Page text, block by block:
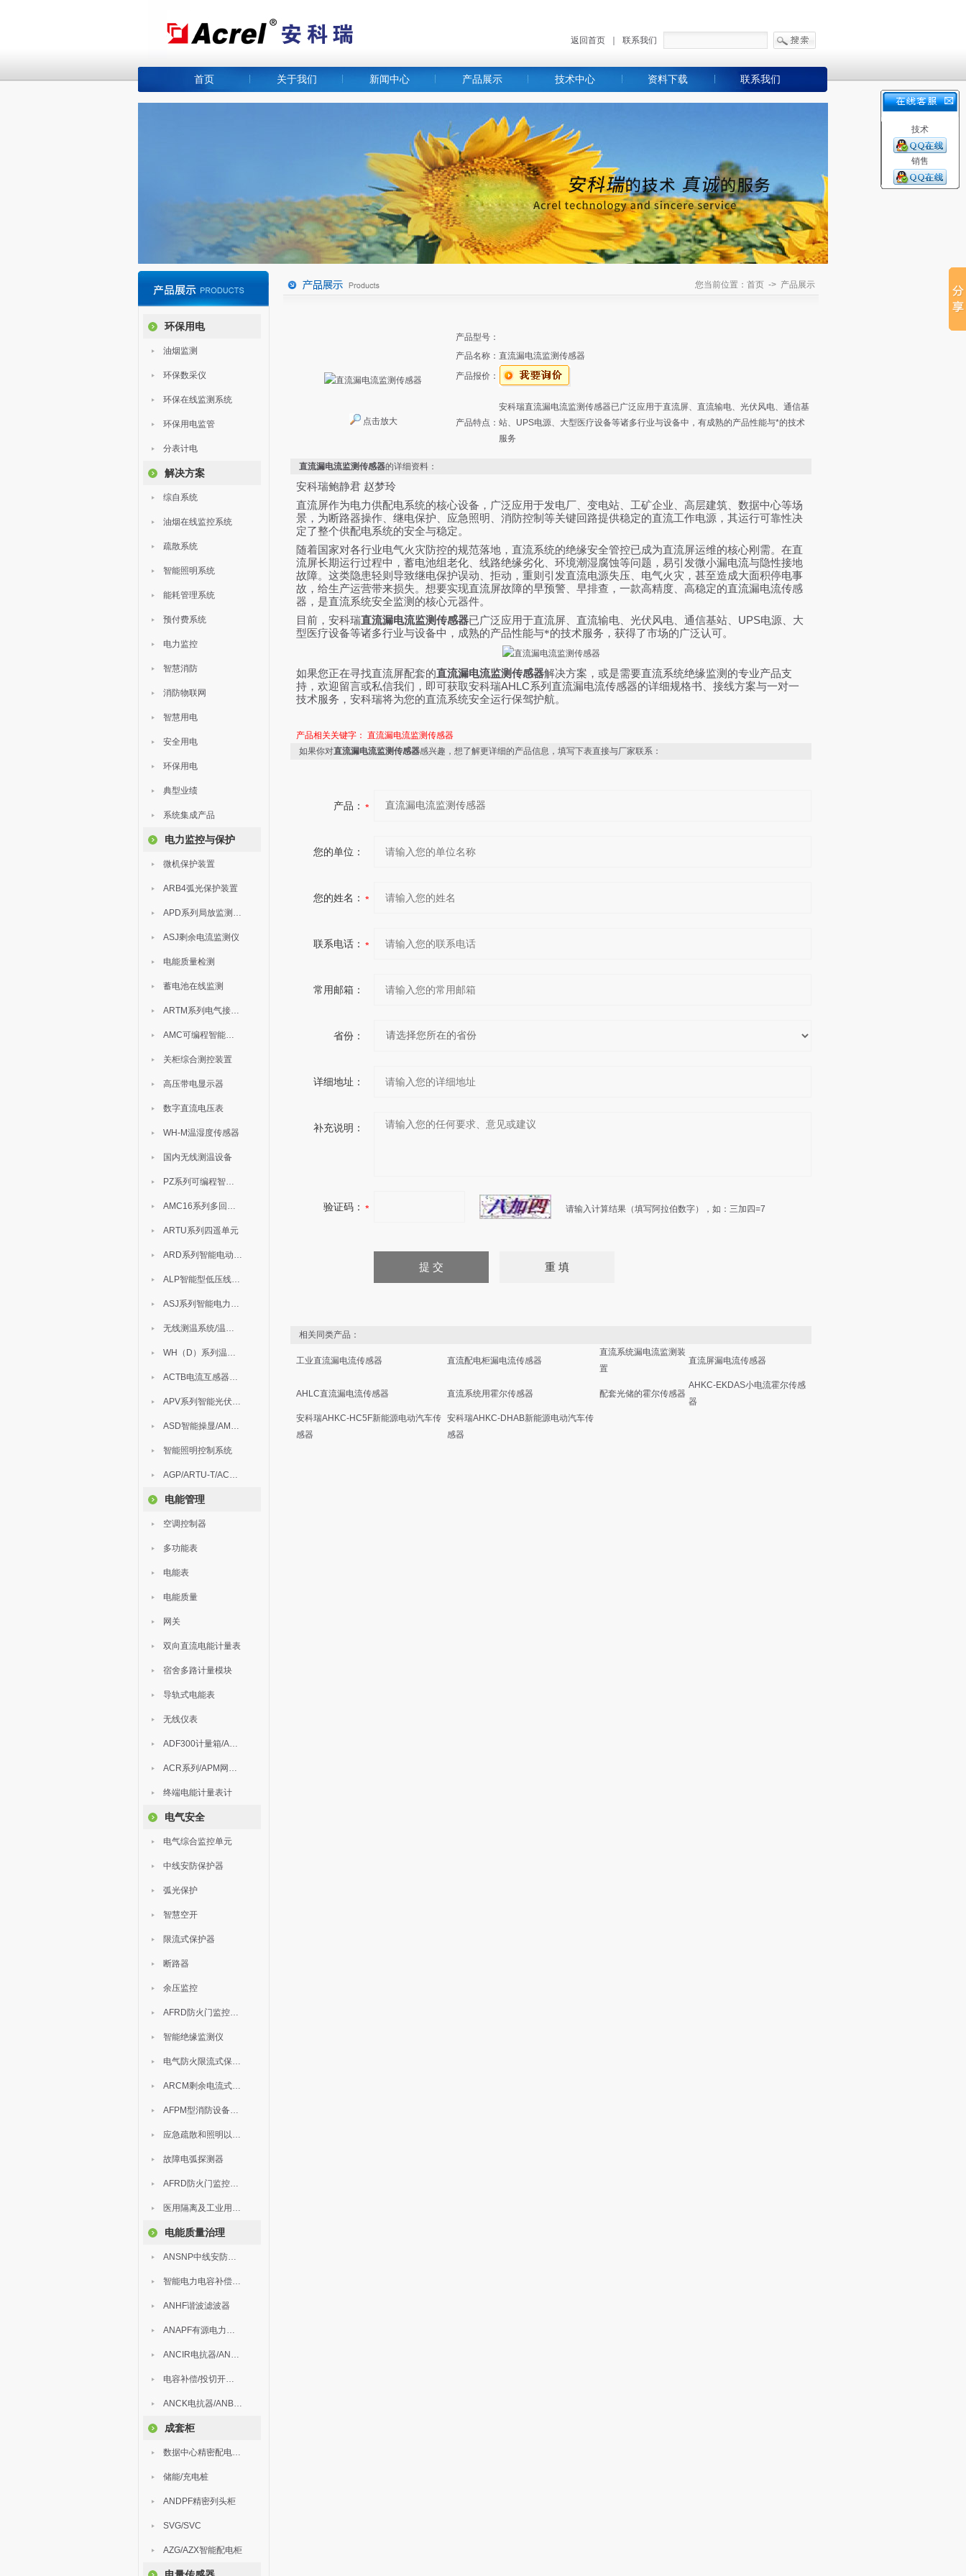
返回首页 联系我们
首页 关于我们 新闻中心 产品展示 技术中心 资料下载 联系我们
环保用电
油烟监测
环保数采仪
环保在线监测系统
环保用电监管
分表计电
解决方案
综自系统
油烟在线监控系统
疏散系统
智能照明系统
能耗管理系统
预付费系统
电力监控
智慧消防
消防物联网
智慧用电
安全用电
环保用电
典型业绩
系统集成产品
电力监控与保护
微机保护装置
ARB4弧光保护装置
APD系列局放监测装置
ASJ剩余电流监测仪
电能质量检测
蓄电池在线监测
ARTM系列电气接点测温装置
AMC可编程智能电测表
关柜综合测控装置
高压带电显示器
数字直流电压表
WH-M温湿度传感器
国内无线测温设备
PZ系列可编程智能表
AMC16系列多回路监控装置
ARTU系列四遥单元
ARD系列智能电动机保护器
ALP智能型低压线路保护装置
ASJ系列智能电力继电器
无线测温系统/温度巡检
WH（D）系列温湿度控制器
ACTB电流互感器过电压保护器
APV系列智能光伏汇流箱
ASD智能操显/AM中压保护
智能照明控制系统
AGP/ARTU-T/ACM/ADDC
电能管理
空调控制器
多功能表
电能表
电能质量
网关
双向直流电能计量表
宿舍多路计量模块
导轨式电能表
无线仪表
ADF300计量箱/AEW无线计量
ACR系列/APM网络电力仪表
终端电能计量表计
电气安全
电气综合监控单元
中线安防保护器
弧光保护
智慧空开
限流式保护器
断路器
余压监控
AFRD防火门监控模块
智能绝缘监测仪
电气防火限流式保护器
ARCM剩余电流式电气火灾监控装置
AFPM型消防设备电源监控系统
应急疏散和照明以及灯具
故障电弧探测器
AFRD防火门监控系统
医用隔离及工业用电绝缘检测
电能质量治理
ANSNP中线安防保护器
智能电力电容补偿装置
ANHF谐波滤波器
ANAPF有源电力滤波器
ANCIR电抗器/ANHPD300谐波保护器
电容补偿/投切开关/ARC
ANCK电抗器/ANBSMJ自愈式低压并联电容器
成套柜
数据中心精密配电监控装置
储能/充电桩
ANDPF精密列头柜
SVG/SVC
AZG/AZX智能配电柜
您当前位置：首页 -> 产品展示
点击放大
产品型号：
产品名称： 直流漏电流监测传感器
产品报价：
产品特点：
安科瑞直流漏电流监测传感器已广泛应用于直流屏、直流输电、光伏风电、通信基
站、UPS电源、大型医疗设备等诸多行业与设备中，有成熟的产品性能与*的技术
服务
直流漏电流监测传感器的详细资料：
安科瑞鲍静君 赵梦玲
直流屏作为电力供配电系统的核心设备，广泛应用于发电厂、变电站、工矿企业、高层建筑、数据中心等场
景，为断路器操作、继电保护、应急照明、消防控制等关键回路提供稳定的直流工作电源，其运行可靠性决
定了整个供配电系统的安全与稳定。
随着国家对各行业电气火灾防控的规范落地，直流系统的绝缘安全管控已成为直流屏运维的核心刚需。在直
流屏长期运行过程中，蓄电池组老化、线路绝缘劣化、环境潮湿腐蚀等问题，易引发微小漏电流与隐性接地
故障。这类隐患轻则导致继电保护误动、拒动，重则引发直流电源失压、电气火灾，甚至造成大面积停电事
故，给生产运营带来损失。想要实现直流屏故障的早预警、早排查，一款高精度、高稳定的直流漏电流传感
器，是直流系统安全监测的核心元器件。
目前，安科瑞直流漏电流监测传感器已广泛应用于直流屏、直流输电、光伏风电、通信基站、 UPS电源、大
型医疗设备等诸多行业与设备中，成熟的产品性能与*的技术服务，获得了市场的广泛认可。
如果您正在寻找直流屏配套的直流漏电流监测传感器解决方案，或是需要直流系统绝缘监测的专业产品支
持，欢迎留言或私信我们，即可获取安科瑞AHLC系列直流漏电流传感器的详细规格书、接线方案与一对一
技术服务，安科瑞将为您的直流系统安全运行保驾护航。
产品相关关键字： 直流漏电流监测传感器
如果你对直流漏电流监测传感器感兴趣，想了解更详细的产品信息，填写下表直接与厂家联系：
产品：
您的单位：
您的姓名：
联系电话：
常用邮箱：
省份：
详细地址：
补充说明：
验证码： 请输入计算结果（填写阿拉伯数字），如：三加四=7
相关同类产品：
工业直流漏电流传感器 直流配电柜漏电流传感器
直流系统漏电流监测装
置
直流屏漏电流传感器
AHLC直流漏电流传感器 直流系统用霍尔传感器 配套光储的霍尔传感器
AHKC-EKDAS小电流霍尔传感
器
安科瑞AHKC-HC5F新能源电动汽车传
感器
安科瑞AHKC-DHAB新能源电动汽车传
感器
技术
销售